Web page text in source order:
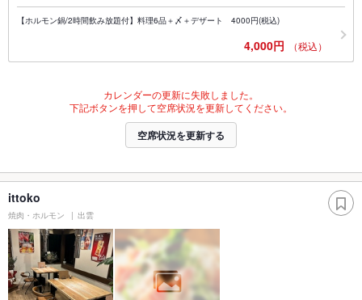
【ホルモン鍋/2時間飲み放題付】料理6品＋〆＋デザート 4000円(税込)
4,000円 （税込）
カレンダーの更新に失敗しました。
下記ボタンを押して空席状況を更新してください。
空席状況を更新する
ittoko
焼肉・ホルモン 出雲